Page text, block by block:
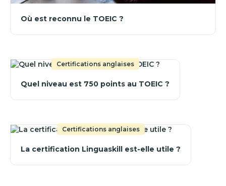
Où est reconnu le TOEIC ?
Certifications anglaises
Quel niveau est 750 points au TOEIC ?
Certifications anglaises
La certification Linguaskill est-elle utile ?